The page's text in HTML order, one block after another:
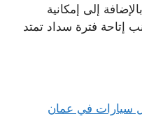
إلى إمكانية
إتاحة فترة سداد تمتد
سيارات في عمان